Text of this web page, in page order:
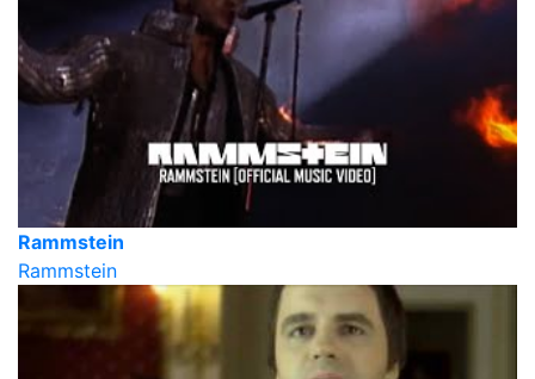
Rammstein
Rammstein